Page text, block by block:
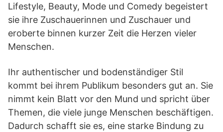
Lifestyle, Beauty, Mode und Comedy begeistert
sie ihre Zuschauerinnen und Zuschauer und
eroberte binnen kurzer Zeit die Herzen vieler
Menschen.
Ihr authentischer und bodenständiger Stil
kommt bei ihrem Publikum besonders gut an. Sie
nimmt kein Blatt vor den Mund und spricht über
Themen, die viele junge Menschen beschäftigen.
Dadurch schafft sie es, eine starke Bindung zu